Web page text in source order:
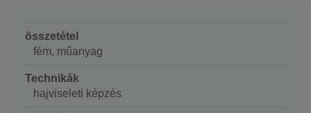
összetétel
fém, műanyag
Technikák
hajviseleti képzés